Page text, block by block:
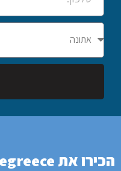
הכירו את Homegreece